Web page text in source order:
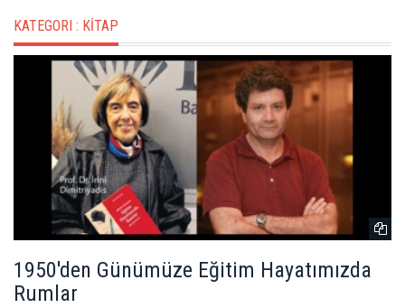
KATEGORI : KİTAP
1950'den Günümüze Eğitim Hayatımızda
Rumlar